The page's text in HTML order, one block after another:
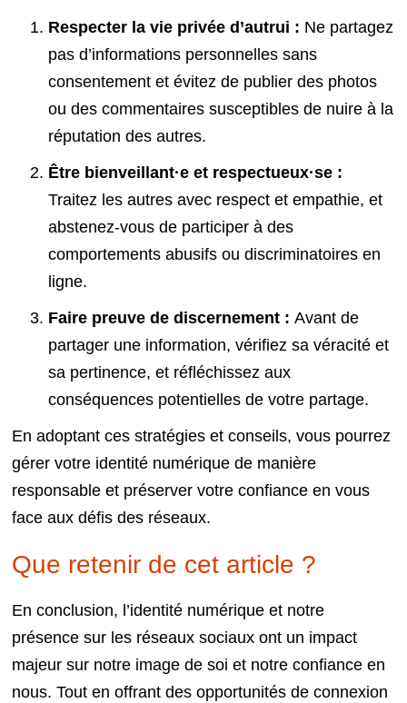
Respecter la vie privée d’autrui : Ne partagez
pas d’informations personnelles sans
consentement et évitez de publier des photos
ou des commentaires susceptibles de nuire à la
réputation des autres.
Être bienveillant·e et respectueux·se :
Traitez les autres avec respect et empathie, et
abstenez-vous de participer à des
comportements abusifs ou discriminatoires en
ligne.
Faire preuve de discernement :Avant de
partager une information, vérifiez sa véracité et
sa pertinence, et réfléchissez aux
conséquences potentielles de votre partage.
En adoptant ces stratégies et conseils, vous pourrez
gérer votre identité numérique de manière
responsable et préserver votre confiance en vous
face aux défis des réseaux.
Que retenir de cet article ?
En conclusion, l’identité numérique et notre
présence sur les réseaux sociaux ont un impact
majeur sur notre image de soi et notre confiance en
nous. Tout en offrant des opportunités de connexion